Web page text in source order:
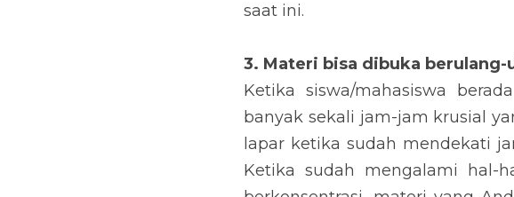
saat ini.
3. Materi bisa dibuka berulang-
Ketika siswa/mahasiswa
banyak sekali jam-jam krusial
lapar ketika sudah mendekati
Ketika sudah mengalami hal-